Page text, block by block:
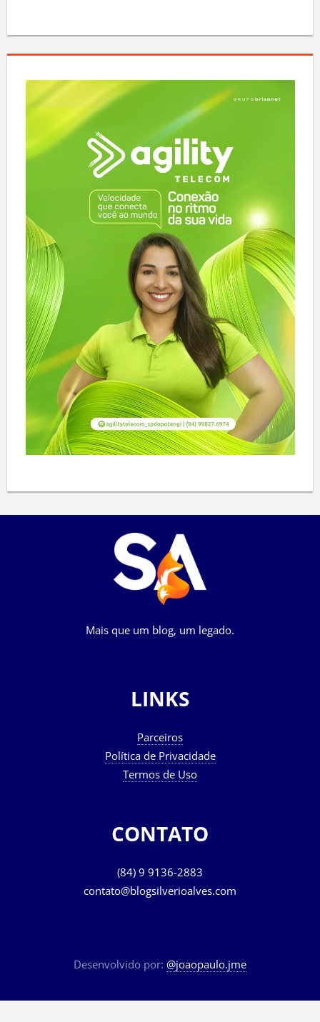
Mais que um blog, um legado.
LINKS
Parceiros
Política de Privacidade
Termos de Uso
CONTATO
(84) 9 9136-2883
contato@blogsilverioalves.com
Desenvolvido por: @joaopaulo.jme